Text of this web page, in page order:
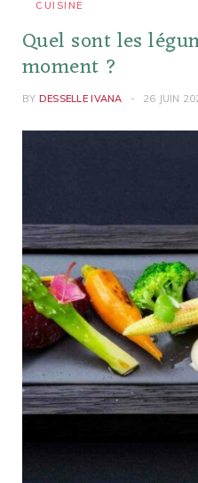
CUISINE
Quel sont les
moment ?
BY DESSELLE IVANA 26 JUIN